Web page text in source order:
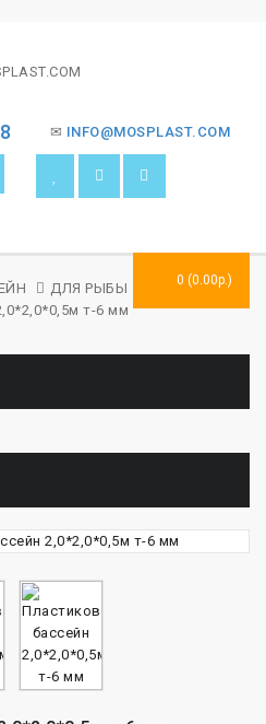
✉ INFO@MOSPLAST.COM
0 (0.00р.)
ДЛЯ РЫБЫ УЗВ
т-6 мм